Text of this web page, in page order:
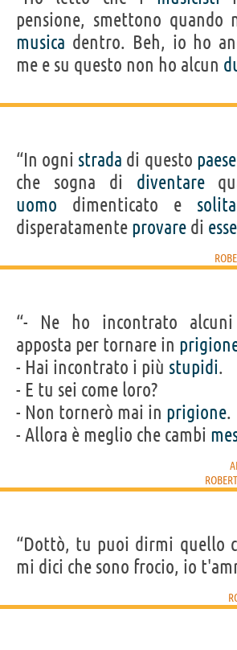
pensione, smettono quando
musica dentro. Beh, io ho
me e su questo non ho alcun
“In ogni strada di questo paese
che sogna di diventare
uomo dimenticato e
disperatamente provare di
“- Ne ho incontrato alcuni
apposta per tornare in
- Hai incontrato i più stupidi.
- E tu sei come loro?
- Non tornerò mai in prigione.
- Allora è meglio che cambi
“Dottò, tu puoi dirmi quello
mi dici che sono frocio, io